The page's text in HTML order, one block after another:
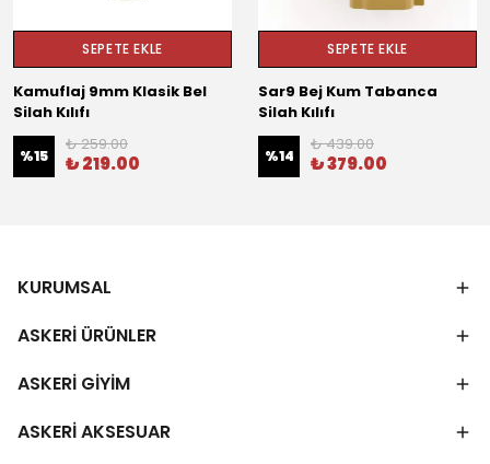
SEPETE EKLE
Kamuflaj 9mm Klasik Bel
Silah Kılıfı
%15
₺ 259.00
₺ 219.00
SEPETE EKLE
Sar9 Bej Kum Tabanca
Silah Kılıfı
%14
₺ 439.00
₺ 379.00
KURUMSAL
ASKERİ ÜRÜNLER
ASKERİ GİYİM
ASKERİ AKSESUAR